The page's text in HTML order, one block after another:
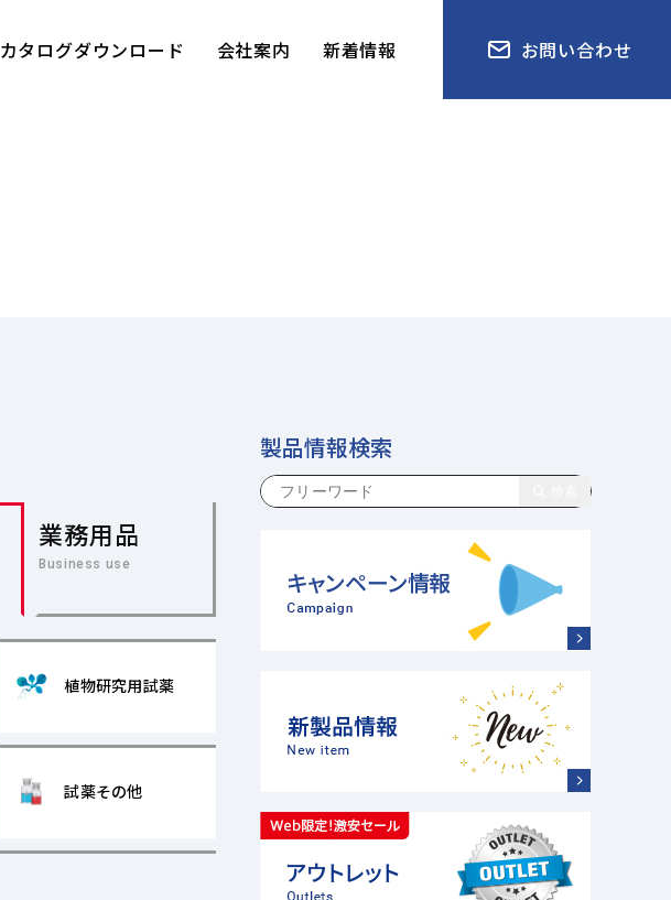
カタログダウンロード 会社案内 新着情報 お問い合わせ
業務用品
Business use
植物研究用試薬
試薬その他
製品情報検索